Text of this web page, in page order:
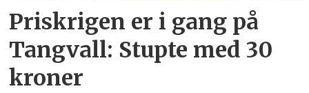
Priskrigen er i gang på
Tangvall: Stupte med 30
kroner